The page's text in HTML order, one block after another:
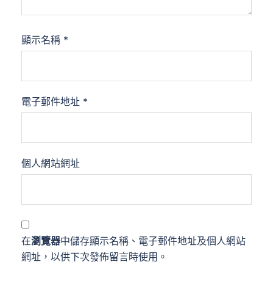
顯示名稱 *
電子郵件地址 *
個人網站網址
在瀏覽器中儲存顯示名稱、電子郵件地址及個人網站
網址，以供下次發佈留言時使用。